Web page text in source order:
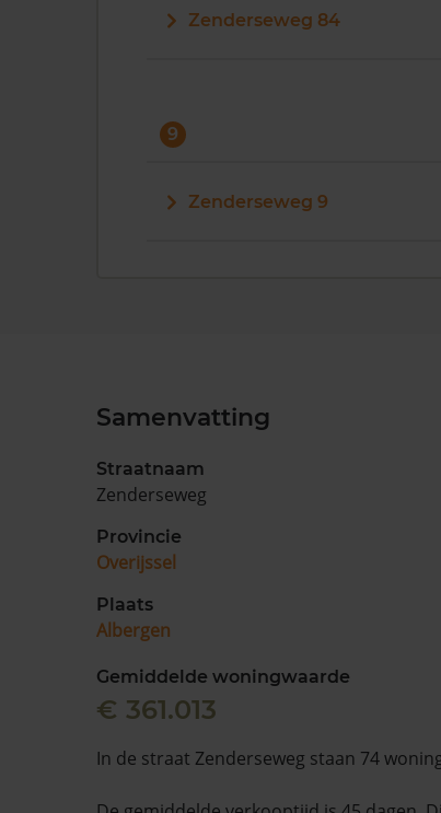
Zenderseweg 84
9
Zenderseweg 9
Samenvatting
Straatnaam
Zenderseweg
Provincie
Overijssel
Plaats
Albergen
Gemiddelde woningwaarde
€ 361.013
In de straat Zenderseweg staan 74